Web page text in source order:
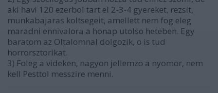
aki havi 120 ezerbol tart el 2-3-4 gyereket, rezsit,
munkabajaras koltsegeit, amellett nem fog eleg
maradni ennivalora a honap utolso heteben. Egy
baratom az Oltalomnal dolgozik, o is tud
horrorsztorikat.
3) Foleg a videken, nagyon jellemzo a nyomor, nem
kell Pesttol messzire menni.